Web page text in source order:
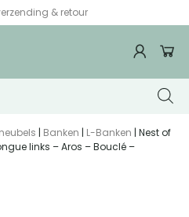
& retour
| Banken | L-Banken | Nest of
links – Aros – Bouclé –